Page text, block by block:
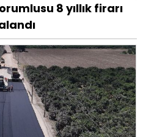
8 yıllık firarı